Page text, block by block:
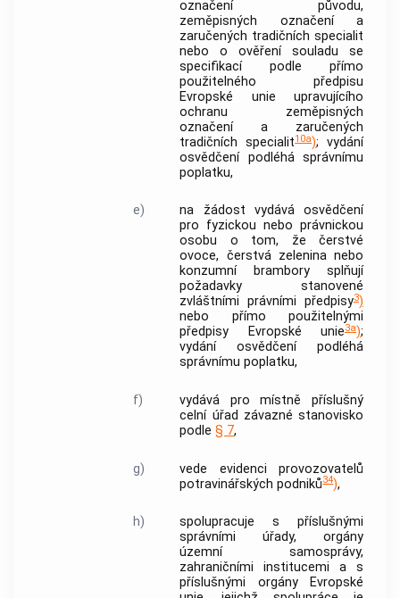
označení původu,
zeměpisných označení a
zaručených tradičních specialit
nebo o ověření souladu se
specifikací podle přímo
použitelného předpisu
Evropské unie upravujícího
ochranu zeměpisných
označení a zaručených
tradičních specialit10a); vydání
osvědčení podléhá správnímu
poplatku,
e)
na žádost vydává osvědčení
pro fyzickou nebo právnickou
osobu o tom, že čerstvé
ovoce, čerstvá zelenina nebo
konzumní brambory splňují
požadavky stanovené
zvláštními právními předpisy3)
nebo přímo použitelnými
předpisy Evropské unie3a);
vydání osvědčení podléhá
správnímu poplatku,
f)
vydává pro místně příslušný
celní úřad závazné stanovisko
podle§ 7,
g)
vede evidenci provozovatelů
potravinářských podniků34),
h)
spolupracuje s příslušnými
správními úřady, orgány
územní samosprávy,
zahraničními institucemi a s
příslušnými orgány Evropské